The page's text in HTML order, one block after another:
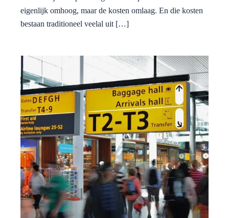
eigenlijk omhoog, maar de kosten omlaag. En die kosten
bestaan traditioneel veelal uit […]